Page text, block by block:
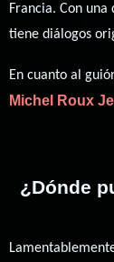
Francia. Con
tiene diálogos
En cuanto al
Michel Roux
¿Dónde